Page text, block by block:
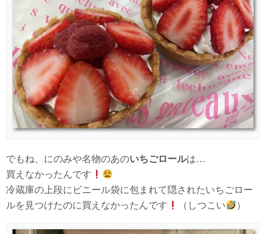
でもね、にのみや名物のあのいちごロールは…
買えなかったんです
冷蔵庫の上段にビニール袋に包まれて隠されたいちごロー
ルを見つけたのに買えなかったんです
（しつこい ）